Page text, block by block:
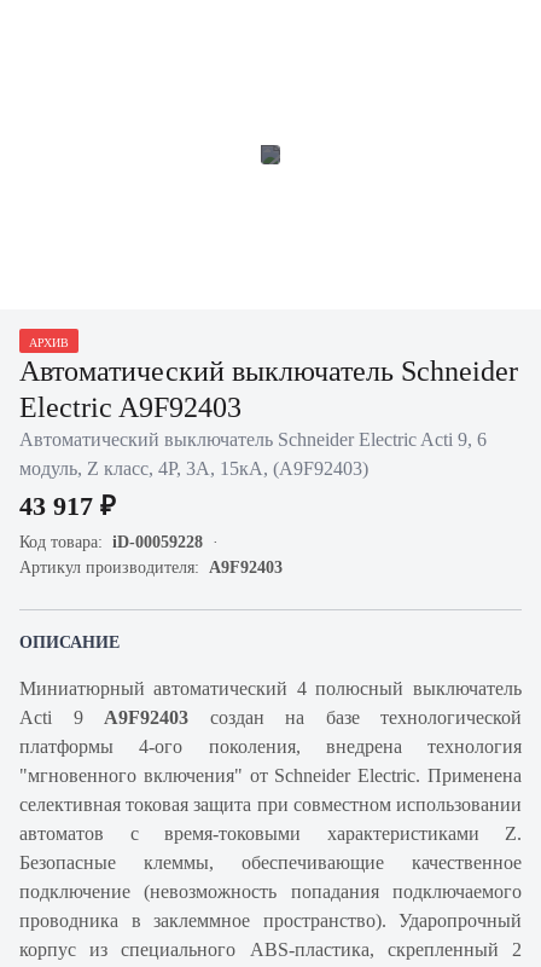
АРХИВ
Автоматический выключатель Schneider
Electric A9F92403
Автоматический выключатель Schneider Electric Acti 9, 6
модуль, Z класс, 4P, 3А, 15кА, (A9F92403)
43 917 ₽
Код товара: iD-00059228
Артикул производителя: A9F92403
ОПИСАНИЕ
Миниатюрный автоматический 4 полюсный выключатель
Acti 9 A9F92403 создан на базе технологической
платформы 4-ого поколения, внедрена технология
"мгновенного включения" от Schneider Electric. Применена
селективная токовая защита при совместном использовании
автоматов с время-токовыми характеристиками Z.
Безопасные клеммы, обеспечивающие качественное
подключение (невозможность попадания подключаемого
проводника в заклеммное пространство). Ударопрочный
корпус из специального ABS-пластика, скрепленный 2